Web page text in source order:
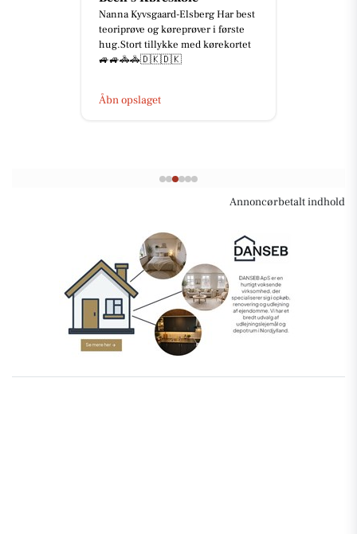
Nanna Kyvsgaard-Elsberg Har best
teoriprøve og køreprøver i første
hug.Stort tillykke med kørekortet
🚙🚙🚓🚓🇩🇰🇩🇰
Åbn opslaget
Annoncørbetalt indhold